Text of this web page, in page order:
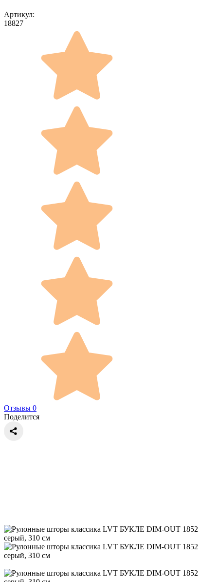
Артикул:
18827
Отзывы 0
Поделится